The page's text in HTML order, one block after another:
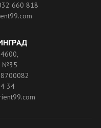
660 818
№35
34